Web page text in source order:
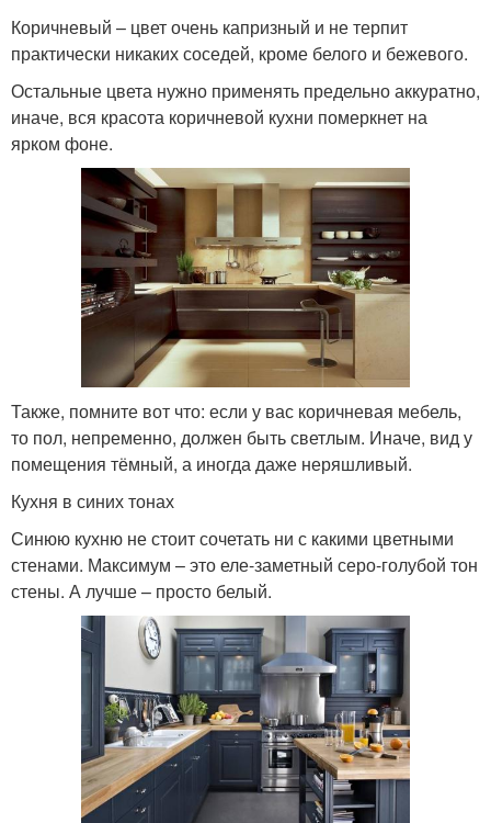
Коричневый – цвет очень капризный и не терпит
практически никаких соседей, кроме белого и бежевого.
Остальные цвета нужно применять предельно аккуратно,
иначе, вся красота коричневой кухни померкнет на
ярком фоне.
Также, помните вот что: если у вас коричневая мебель,
то пол, непременно, должен быть светлым. Иначе, вид у
помещения тёмный, а иногда даже неряшливый.
Кухня в синих тонах
Синюю кухню не стоит сочетать ни с какими цветными
стенами. Максимум – это еле-заметный серо-голубой тон
стены. А лучше – просто белый.